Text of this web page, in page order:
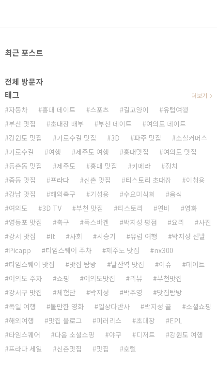
최근 포스트
전체 방문자
태그
자동차 홍대 데이트 스포츠 길고양이
유럽여행
부산 맛집
초대장 배부 부천 데이트
여의도 데이트
강원도 맛집
가로수길 맛집 3D 파주 맛집
소셜커머스
가로수길
여행 제주도 여행 홍대맛집
여의도 맛집
등촌동 맛집
제주도 홍대 맛집 카메라
정치
중동 맛집
프라다 신촌 맛집 티스토리 초대장
이청용
강남 맛집
해외축구 기성용 수요미식회
음식
여의도
3D TV 부천 맛집 티스토리 연비
영화
영등포 맛집
축구 폭스바겐 박지성 평점 요리
사진
강서 맛집
It 사회 시승기 유럽 여행
박지성 선발
Picapp
타임스퀘어 주차 제주도 맛집
nx300
타임스퀘어 맛집
맛집 탐방 발산역 맛집 이슈
데이트
여의도 주차
쇼핑 여의도맛집 리뷰
부천맛집
강서구 맛집
체험단 박지성 박주영
맛집탐방
독일 여행
볼만한 영화 일상다반사 박지성 골
소셜쇼핑
해외여행
맛집 블로그 미러리스 초대장
EPL
타임스퀘어
다음 소셜쇼핑 야구 디저트
강원도 여행
프라다 세일
신촌맛집 맛집 호텔
더보기